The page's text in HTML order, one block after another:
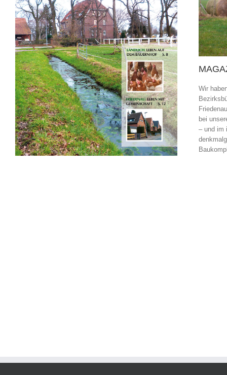
Wir
bei
– und im